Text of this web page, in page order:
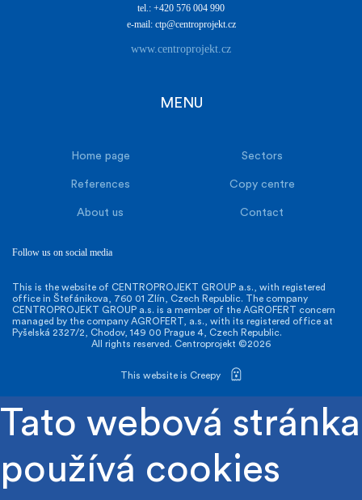
tel.: +420 576 004 990
e-mail: ctp@centroprojekt.cz
www.centroprojekt.cz
MENU
Home page Sectors
References Copy centre
About us Contact
Follow us on social media
This is the website of CENTROPROJEKT GROUP a.s., with registered
office in Štefánikova, 760 01 Zlín, Czech Republic. The company
CENTROPROJEKT GROUP a.s. is a member of the AGROFERT concern
managed by the company AGROFERT, a.s., with its registered office at
Pyšelská 2327/2, Chodov, 149 00 Prague 4, Czech Republic.
All rights reserved. Centroprojekt ©2026
This website is Creepy
Tato webová stránka
používá cookies